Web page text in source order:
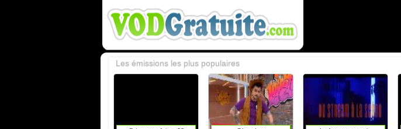
Les émissions les plus populaires